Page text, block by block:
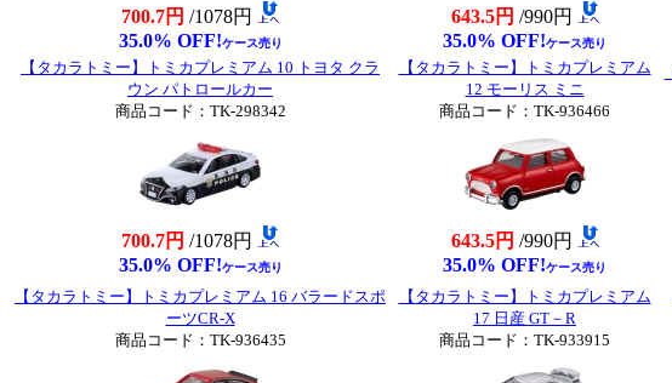
700.7円 /1078円
35.0% OFF!ケース売り
643.5円 /990円
35.0% OFF!ケース売り
【タカラトミー】トミカプレミアム 10 トヨタ クラ
ウン パトロールカー
商品コード：TK-298342
700.7円 /1078円
35.0% OFF!ケース売り
【タカラトミー】トミカプレミアム
12 モーリス ミニ
商品コード：TK-936466
643.5円 /990円
35.0% OFF!ケース売り
【タカラトミー】トミカプレミアム 16 バラードスポ
ーツCR-X
商品コード：TK-936435
【タカラトミー】トミカプレミアム
17 日産 GT－R
商品コード：TK-933915